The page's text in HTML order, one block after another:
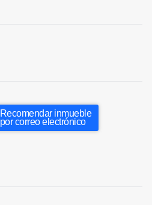
Recomendar inmueble
por correo electrónico